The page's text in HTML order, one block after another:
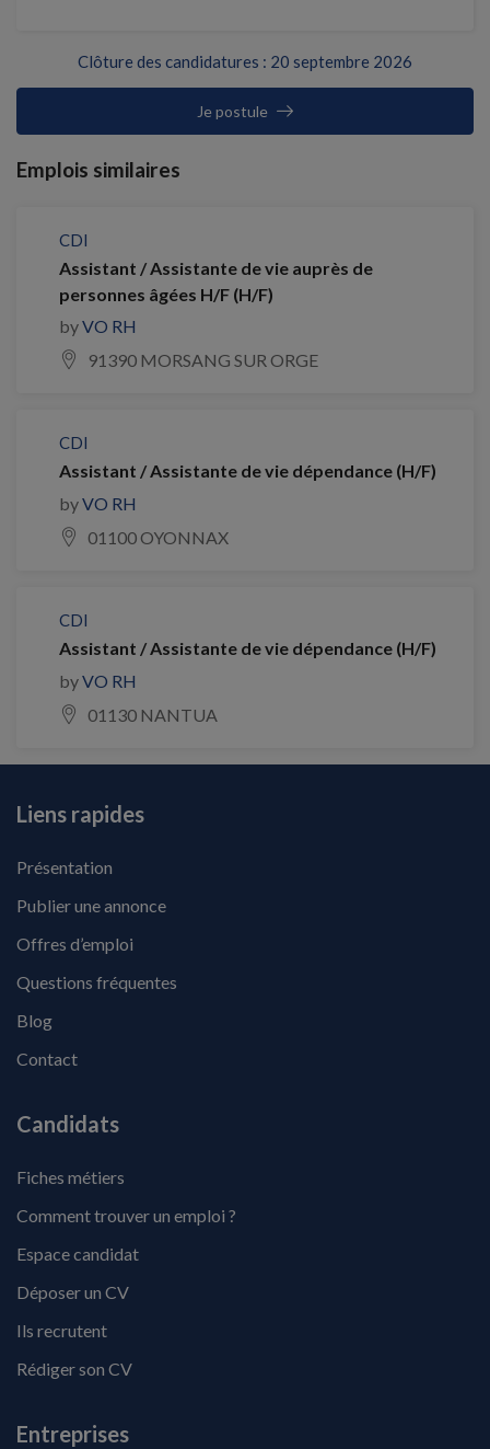
Clôture des candidatures : 20 septembre 2026
Je postule
Emplois similaires
CDI
Assistant / Assistante de vie auprès de
personnes âgées H/F (H/F)
byVO RH
91390 MORSANG SUR ORGE
CDI
Assistant / Assistante de vie dépendance (H/F)
byVO RH
01100 OYONNAX
CDI
Assistant / Assistante de vie dépendance (H/F)
byVO RH
01130 NANTUA
Liens rapides
Présentation
Publier une annonce
Offres d’emploi
Questions fréquentes
Blog
Contact
Candidats
Fiches métiers
Comment trouver un emploi ?
Espace candidat
Déposer un CV
Ils recrutent
Rédiger son CV
Entreprises